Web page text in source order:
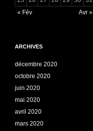
« Fév
Avr »
ARCHIVES
décembre 2020
octobre 2020
juin 2020
mai 2020
avril 2020
mars 2020